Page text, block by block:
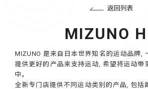
返回列表
MIZUNO
MIZUNO 是来自日本世界知名的运动品牌,
提供更好的产品来支持运动, 希望将运动带
中。
全新专门店提供不同运动类别的产品, 包括